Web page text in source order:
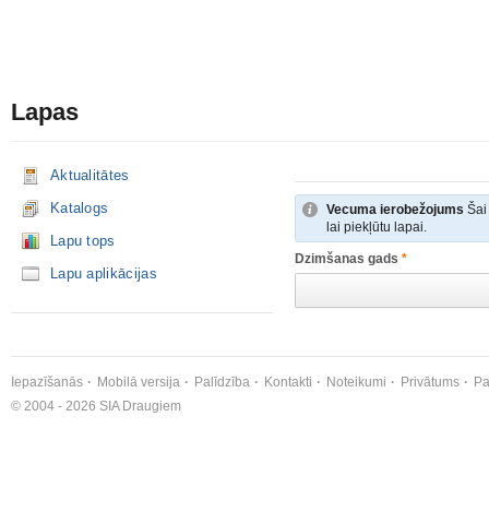
Lapas
Aktualitātes
Katalogs
Lapu tops
Lapu aplikācijas
Vecuma ierobežojums Šai
lai piekļūtu lapai.
Dzimšanas gads *
Iepazīšanās Mobilā versija Palīdzība Kontakti Noteikumi Privātums
© 2004 - 2026 SIA Draugiem